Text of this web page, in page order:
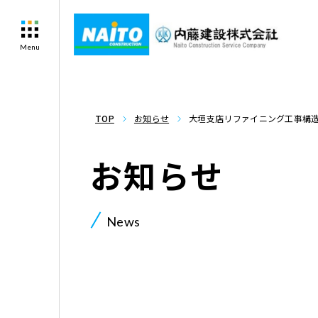
Menu
TOP お知らせ 大垣支店リファイニング工事構
News
お知らせ